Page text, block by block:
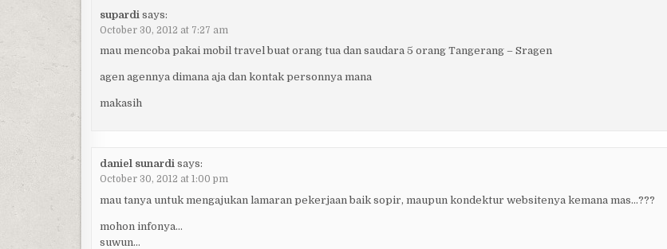
supardi says:
October 30, 2012 at 7:27 am
mau mencoba pakai mobil travel buat orang tua dan saudara 5 orang Tangerang – Sragen
agen agennya dimana aja dan kontak personnya mana
makasih
daniel sunardi says:
October 30, 2012 at 1:00 pm
mau tanya untuk mengajukan lamaran pekerjaan baik sopir, maupun kondektur websitenya kemana mas…???
mohon infonya…
suwun…